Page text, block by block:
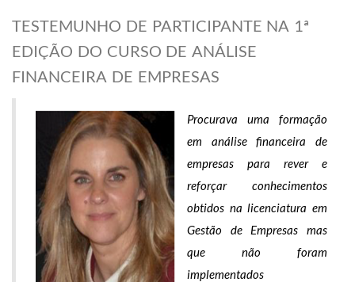
TESTEMUNHO DE PARTICIPANTE NA 1ª
EDIÇÃO DO CURSO DE ANÁLISE
FINANCEIRA DE EMPRESAS
Procurava uma formação
em análise financeira de
empresas para rever e
reforçar conhecimentos
obtidos na licenciatura em
Gestão de Empresas mas
que não foram
implementados